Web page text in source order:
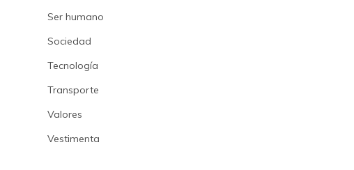
Ser humano
Sociedad
Tecnología
Transporte
Valores
Vestimenta